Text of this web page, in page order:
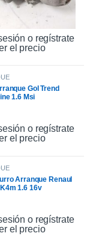
o regístrate
el precio
Gol Trend
1.6 Msi
o regístrate
el precio
Arranque Renaul
1.6 16v
o regístrate
el precio